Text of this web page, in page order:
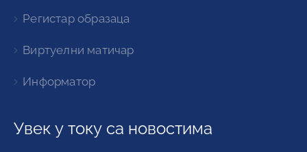
Регистар образаца
Виртуелни матичар
Информатор
Увек у току са новостима